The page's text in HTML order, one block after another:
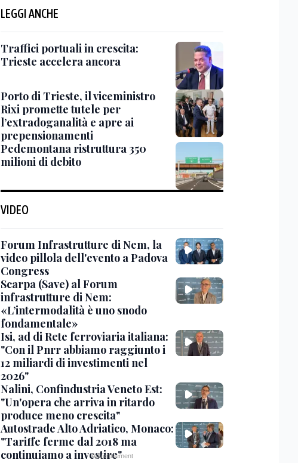
LEGGI ANCHE
Traffici portuali in crescita:
Trieste accelera ancora
Porto di Trieste, il viceministro
Rixi promette tutele per
l’extradoganalità e apre ai
prepensionamenti
Pedemontana ristruttura 350
milioni di debito
VIDEO
Forum Infrastrutture di Nem, la
video pillola dell'evento a Padova
Congress
Scarpa (Save) al Forum
infrastrutture di Nem:
«L’intermodalità è uno snodo
fondamentale»
Isi, ad di Rete ferroviaria italiana:
"Con il Pnrr abbiamo raggiunto i
12 miliardi di investimenti nel
2026"
Nalini, Confindustria Veneto Est:
"Un'opera che arriva in ritardo
produce meno crescita"
Autostrade Alto Adriatico, Monaco:
"Tariffe ferme dal 2018 ma
continuiamo a investire"